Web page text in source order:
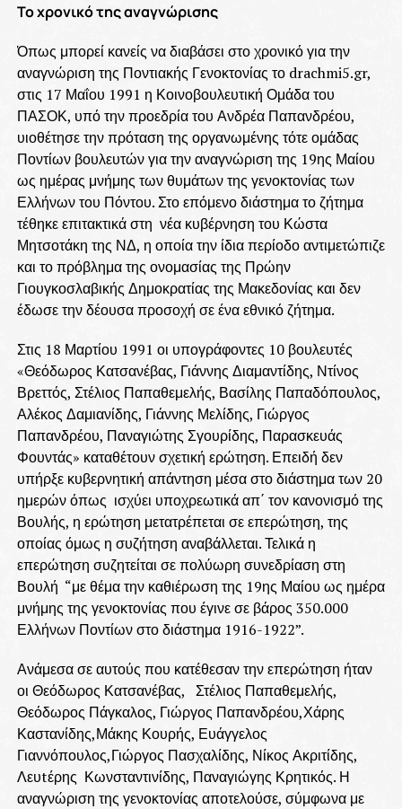
Το χρονικό της αναγνώρισης
Όπως μπορεί κανείς να διαβάσει στο χρονικό για την
αναγνώριση της Ποντιακής Γενοκτονίας το drachmi5.gr,
στις 17 Μαΐου 1991 η Κοινοβουλευτική Ομάδα του
ΠΑΣΟΚ, υπό την προεδρία του Ανδρέα Παπανδρέου,
υιοθέτησε την πρόταση της οργανωμένης τότε ομάδας
Ποντίων βουλευτών για την αναγνώριση της 19ης Μαίου
ως ημέρας μνήμης των θυμάτων της γενοκτονίας των
Ελλήνων του Πόντου. Στο επόμενο διάστημα το ζήτημα
τέθηκε επιτακτικά στη νέα κυβέρνηση του Κώστα
Μητσοτάκη της ΝΔ, η οποία την ίδια περίοδο αντιμετώπιζε
και το πρόβλημα της ονομασίας της Πρώην
Γιουγκοσλαβικής Δημοκρατίας της Μακεδονίας και δεν
έδωσε την δέουσα προσοχή σε ένα εθνικό ζήτημα.
Στις 18 Μαρτίου 1991 οι υπογράφοντες 10 βουλευτές
«Θεόδωρος Κατσανέβας, Γιάννης Διαμαντίδης, Ντίνος
Βρεττός, Στέλιος Παπαθεμελής, Βασίλης Παπαδόπουλος,
Αλέκος Δαμιανίδης, Γιάννης Μελίδης, Γιώργος
Παπανδρέου, Παναγιώτης Σγουρίδης, Παρασκευάς
Φουντάς» καταθέτουν σχετική ερώτηση. Επειδή δεν
υπήρξε κυβερνητική απάντηση μέσα στο διάστημα των 20
ημερών όπως ισχύει υποχρεωτικά απ΄ τον κανονισμό της
Βουλής, η ερώτηση μετατρέπεται σε επερώτηση, της
οποίας όμως η συζήτηση αναβάλλεται. Τελικά η
επερώτηση συζητείται σε πολύωρη συνεδρίαση στη
Βουλή “με θέμα την καθιέρωση της 19ης Μαίου ως ημέρα
μνήμης της γενοκτονίας που έγινε σε βάρος 350.000
Ελλήνων Ποντίων στο διάστημα 1916-1922”.
Ανάμεσα σε αυτούς που κατέθεσαν την επερώτηση ήταν
οι Θεόδωρος Κατσανέβας, Στέλιος Παπαθεμελής,
Θεόδωρος Πάγκαλος, Γιώργος Παπανδρέου,Χάρης
Καστανίδης,Μάκης Κουρής, Ευάγγελος
Γιαννόπουλος,Γιώργος Πασχαλίδης, Νίκος Ακριτίδης,
Λευtέρης Κωνσταντινίδης, Παναγιώγης Κρητικός. Η
αναγνώριση της γενοκτονίας αποτελούσε, σύμφωνα με